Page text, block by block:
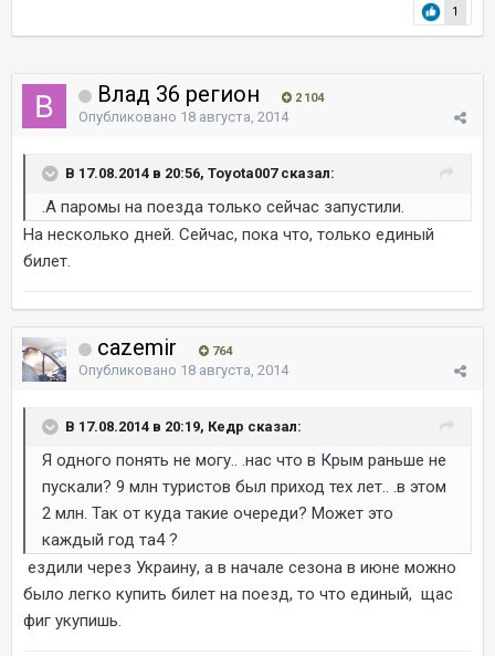
1
Влад 36 регион 2 104
Опубликовано 18 августа, 2014
В 17.08.2014 в 20:56, Toyota007 сказал:
.А паромы на поезда только сейчас запустили.
На несколько дней. Сейчас, пока что, только единый
билет.
cazemir 764
Опубликовано 18 августа, 2014
В 17.08.2014 в 20:19, Кедр сказал:
Я одного понять не могу.. .нас что в Крым раньше не
пускали? 9 млн туристов был приход тех лет.. .в этом
2 млн. Так от куда такие очереди? Может это
каждый год та4 ?
ездили через Украину, а в начале сезона в июне можно
было легко купить билет на поезд, то что единый, щас
фиг укупишь.